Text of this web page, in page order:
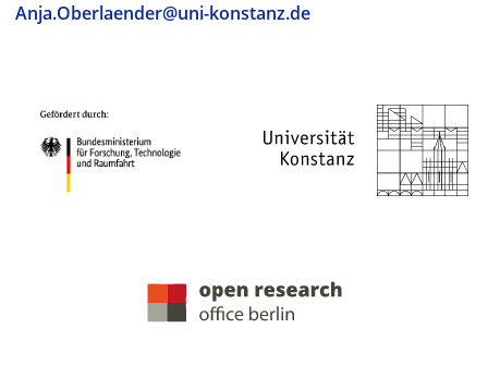
Anja.Oberlaender@uni-konstanz.de